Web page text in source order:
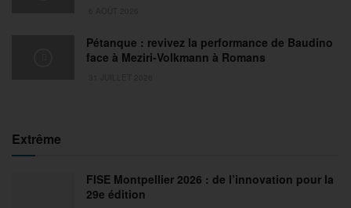
Pétanque : revivez la performance de Baudino
face à Meziri-Volkmann à Romans
Extrême
FISE Montpellier 2026 : de l’innovation pour la
29e édition